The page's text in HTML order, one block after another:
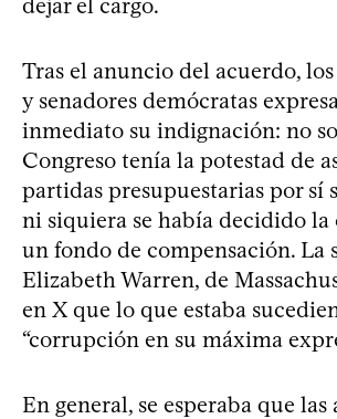
Tras el anuncio del acuerdo,
y senadores demócratas
inmediato su indignación: no
Congreso tenía la potestad de
partidas presupuestarias por sí
ni siquiera se había decidido la
un fondo de compensación. La
Elizabeth Warren, de
en X que lo que estaba
“corrupción en su máxima
En general, se esperaba que las